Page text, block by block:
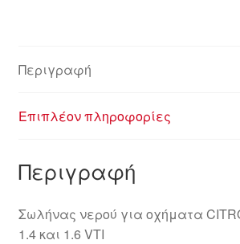
Περιγραφή
Επιπλέον πληροφορίες
Περιγραφή
Σωλήνας νερού για οχήματα
1.4 και 1.6 VTI